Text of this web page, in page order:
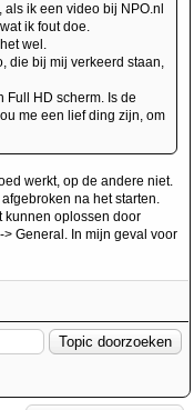
ik een video bij NPO.nl
ik fout doe.
wel.
die bij mij verkeerd staan,
Full HD scherm. Is de
me een lief ding zijn, om
werkt, op de andere niet.
na het starten.
kunnen oplossen door
General. In mijn geval voor